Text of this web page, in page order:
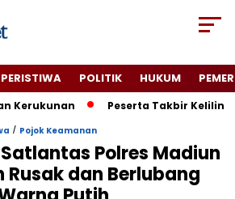
PERISTIWA POLITIK HUKUM
Peserta Takbir Keliling
/ Pojok Keamanan
Polres Madiun
dan Berlubang